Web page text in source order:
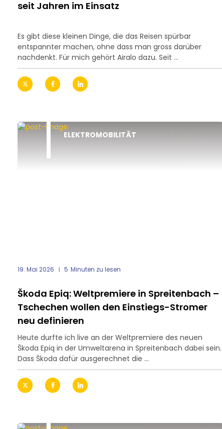
seit Jahren im Einsatz
Es gibt diese kleinen Dinge, die das Reisen spürbar
entspannter machen, ohne dass man gross darüber
nachdenkt. Für mich gehört Airalo dazu. Seit ...
ELEKTROMOBILITÄT
19. Mai 2026 5 Minuten zu lesen
Škoda Epiq: Weltpremiere in Spreitenbach –
Tschechen wollen den Einstiegs-Stromer
neu definieren
Heute durfte ich live an der Weltpremiere des neuen
Škoda Epiq in der Umweltarena in Spreitenbach dabei sein.
Dass Škoda dafür ausgerechnet die ...